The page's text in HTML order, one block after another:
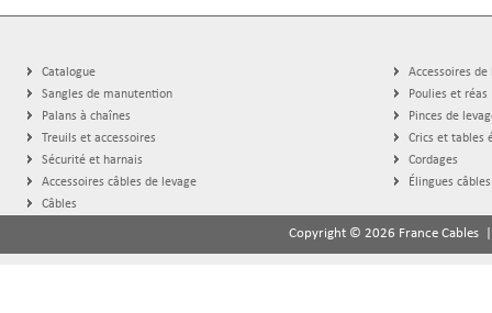
Catalogue
Sangles de manutention
Palans à chaînes
Treuils et accessoires
Sécurité et harnais
Accessoires câbles de levage
Câbles
Accessoires de
Poulies et réas
Pinces de
Crics et tables
Cordages
Élingues câbles
Copyright © 2026 France